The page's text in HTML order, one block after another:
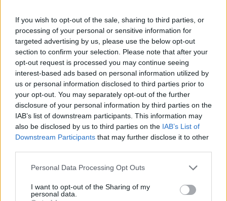
If you wish to opt-out of the sale, sharing to third parties, or
processing of your personal or sensitive information for
targeted advertising by us, please use the below opt-out
section to confirm your selection. Please note that after your
opt-out request is processed you may continue seeing
interest-based ads based on personal information utilized by
us or personal information disclosed to third parties prior to
your opt-out. You may separately opt-out of the further
disclosure of your personal information by third parties on the
IAB’s list of downstream participants. This information may
also be disclosed by us to third parties on the IAB’s List of
Downstream Participants that may further disclose it to other
Please note that this website/app uses one or more Google
not limited to your visit or usage behaviour. You may click to
grant or deny consent to Google and its third-party tags to
Personal Data Processing Opt Outs
I want to opt-out of the Sharing of my
personal data.
Continua a leggere